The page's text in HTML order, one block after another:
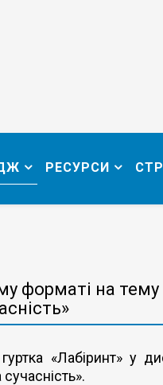
РЕСУРСИ
форматі на тему
«Лабіринт» у